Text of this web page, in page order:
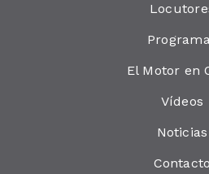
El Motor en
Vídeos
Noticias
Contacto